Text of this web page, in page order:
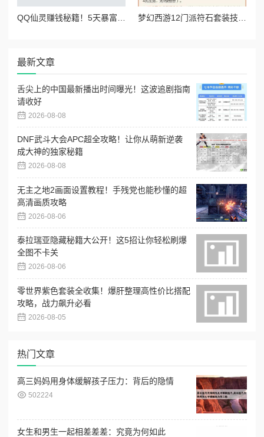
最新文章
舌尖上的中国最新播出时间曝光！这波追剧指南
请收好
2026-08-08
DNF武斗大会APC超全攻略！让你从萌新逆袭
成大神的独家秘籍
2026-08-08
无主之地2画面设置教程！手残党也能秒懂的超
高清画质攻略
2026-08-06
泰拉瑞亚隐藏秘籍大公开！这5招让你轻松刷爆
全图不卡关
2026-08-06
零世界紫色套装全收集！爆肝整理高性价比搭配
攻略，战力飙升必看
2026-08-05
热门文章
高三妈妈用身体缓解孩子压力：背后的隐情
502224
女生和男生一起相差差差：究竟为何如此